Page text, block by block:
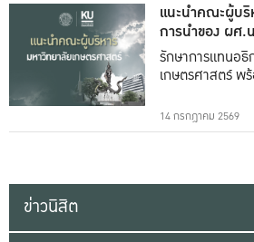
แนะนำคณะผู้บริ
การนำของ ผศ.
ธรรม
รักษาการแทนอ
เกษตรศาสตร์ พ
14 กรกฎาคม 2569
ข่าวนิสิต